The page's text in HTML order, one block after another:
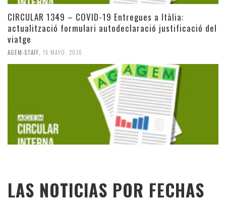
CIRCULAR 1349 – COVID-19 Entregues a Itàlia:
actualització formulari autodeclaració justificació del
viatge
AGEM-STAFF 15 MAYO, 2020
LAS NOTICIAS POR FECHAS